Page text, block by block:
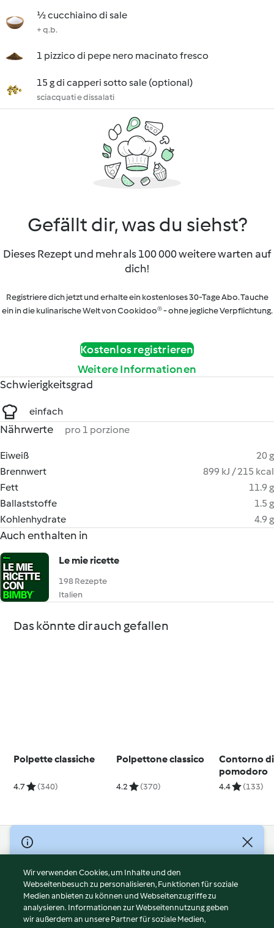
½ cucchiaino di sale
+ q.b.
1 pizzico di pepe nero macinato fresco
15 g di capperi sotto sale (optional)
sciacquati e dissalati
Gefällt dir, was du siehst?
Dieses Rezept und mehr als 100 000 weitere warten auf
dich!
Registriere dich jetzt und erhalte ein kostenloses 30-Tage Abo. Tauche
ein in die kulinarische Welt von Cookidoo® - ohne jegliche Verpflichtung.
Kostenlos registrieren
Weitere Informationen
Schwierigkeitsgrad
einfach
Nährwerte pro 1 porzione
Eiweiß
20 g
Brennwert
899 kJ / 215 kcal
Fett
11.9 g
Ballaststoffe
1.5 g
Kohlenhydrate
4.9 g
Auch enthalten in
Le mie ricette
198 Rezepte
Italien
Das könnte dir auch gefallen
Polpette classiche
4.7 (340)
Polpettone classico
4.2 (370)
Contorno
pomodoro
4.4 (133)
© Copyright 2026
Nutzungsbedingungen
Datenschutzrichtlinien
Disclaimer
Impressum
Wir verwenden Cookies, um Inhalte und den
Webseitenbesuch zu personalisieren, Funktionen für soziale
Medien anbieten zu können und Webseitenzugriffe zu
analysieren. Informationen zur Webseitennutzung geben
wir außerdem an unsere Partner für soziale Medien,